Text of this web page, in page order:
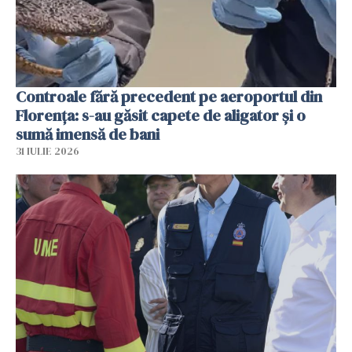
Controale fără precedent pe aeroportul din
Florența: s-au găsit capete de aligator și o
sumă imensă de bani
31 IULIE 2026